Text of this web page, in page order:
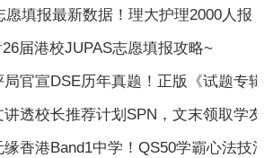
愿填报最新数据！理大护理2000人报
届港校JUPAS志愿填报攻略~
官宣DSE历年真题！正版《试题专辑
讲透校长推荐计划SPN，文末领取学友
香港Band1中学！QS50学霸心法技法